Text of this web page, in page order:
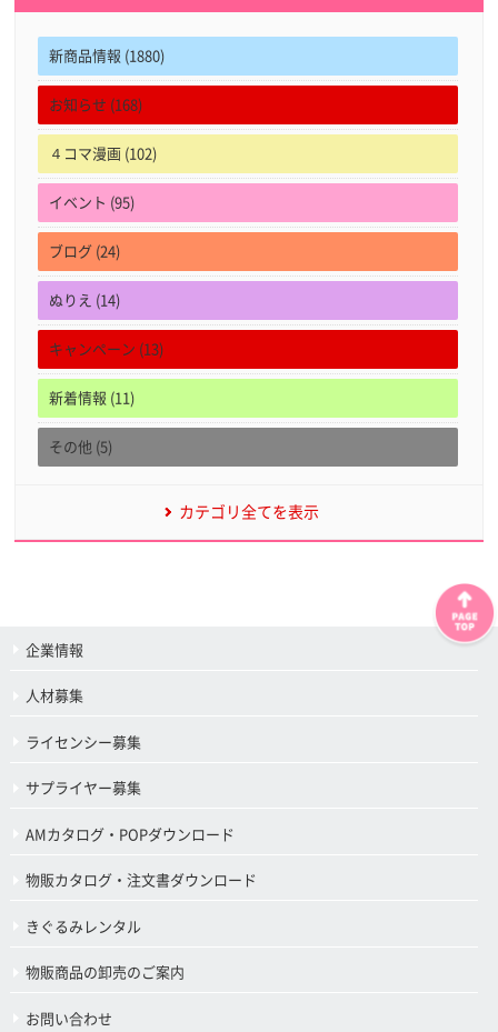
新商品情報 (1880)
お知らせ (168)
４コマ漫画 (102)
イベント (95)
ブログ (24)
ぬりえ (14)
キャンペーン (13)
新着情報 (11)
その他 (5)
カテゴリ全てを表示
企業情報
人材募集
ライセンシー募集
サプライヤー募集
AMカタログ・POPダウンロード
物販カタログ・注文書ダウンロード
きぐるみレンタル
物販商品の卸売のご案内
お問い合わせ